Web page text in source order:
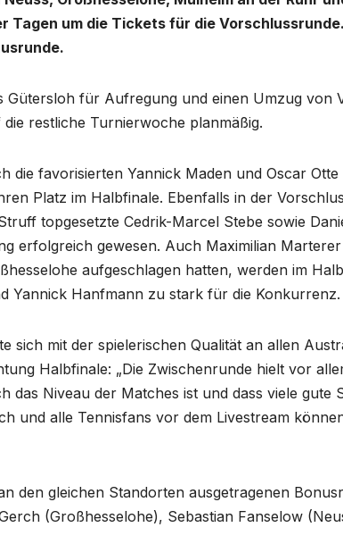
Tagen um die Tickets für die
Gütersloh für Aufregung und einen Umzug von
restliche Turnierwoche planmäßig.
die favorisierten Yannick Maden und Oscar Otte
Platz im Halbfinale. Ebenfalls in der
topgesetzte Cedrik-Marcel Stebe sowie
erfolgreich gewesen. Auch Maximilian
aufgeschlagen hatten, werden im
Yannick Hanfmann zu stark für die Konkurrenz.
sich mit der spielerischen Qualität an allen
Halbfinale: „Die Zwischenrunde hielt vor
das Niveau der Matches ist und dass viele gute
und alle Tennisfans vor dem Livestream
den gleichen Standorten ausgetragenen
(Großhesselohe), Sebastian Fanselow